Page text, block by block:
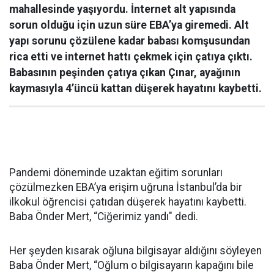
mahallesinde yaşıyordu. İnternet alt yapısında
sorun olduğu için uzun süre EBA’ya giremedi. Alt
yapı sorunu çözülene kadar babası komşusundan
rica etti ve internet hattı çekmek için çatıya çıktı.
Babasının peşinden çatıya çıkan Çınar, ayağının
kaymasıyla 4’üncü kattan düşerek hayatını kaybetti.
Pandemi döneminde uzaktan eğitim sorunları
çözülmezken EBA’ya erişim uğruna İstanbul’da bir
ilkokul öğrencisi çatıdan düşerek hayatını kaybetti.
Baba Önder Mert, “Ciğerimiz yandı" dedi.
Her şeyden kısarak oğluna bilgisayar aldığını söyleyen
Baba Önder Mert, “Oğlum o bilgisayarın kapağını bile